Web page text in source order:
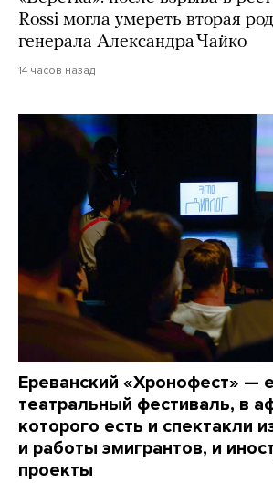
Rossi могла умереть вторая
генерала Александра Чайко
14 часов назад
Ереванский «Хронофест» —
театральный фестиваль, в
которого есть и спектакли
и работы эмигрантов, и
проекты